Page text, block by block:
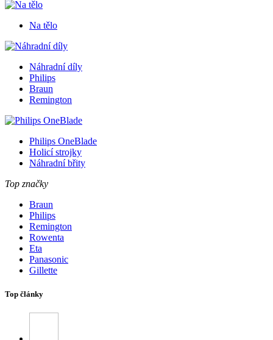
Na tělo
Náhradní díly
Philips
Braun
Remington
Philips OneBlade
Holicí strojky
Náhradní břity
Top značky
Braun
Philips
Remington
Rowenta
Eta
Panasonic
Gillette
Top články